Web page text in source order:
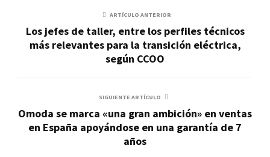
ARTÍCULO ANTERIOR
Los jefes de taller, entre los perfiles técnicos
más relevantes para la transición eléctrica,
según CCOO
SIGUIENTE ARTÍCULO
Omoda se marca «una gran ambición» en ventas
en España apoyándose en una garantía de 7
años